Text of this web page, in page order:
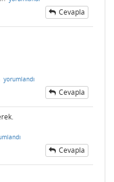
Cevapla
yorumlandı
Cevapla
Cevapla